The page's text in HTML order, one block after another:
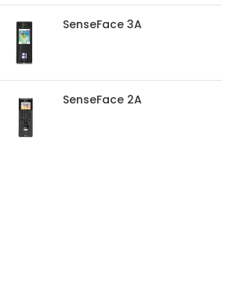
SenseFace 3A
SenseFace 2A